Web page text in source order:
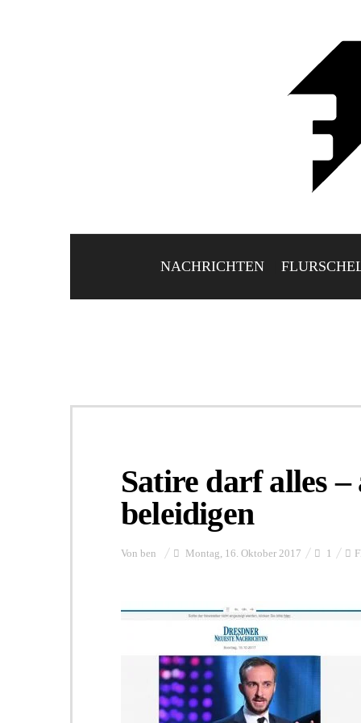
NACHRICHTEN
Satire darf alles
beleidigen
Von ben Montag, 16. Oktober 2017 1